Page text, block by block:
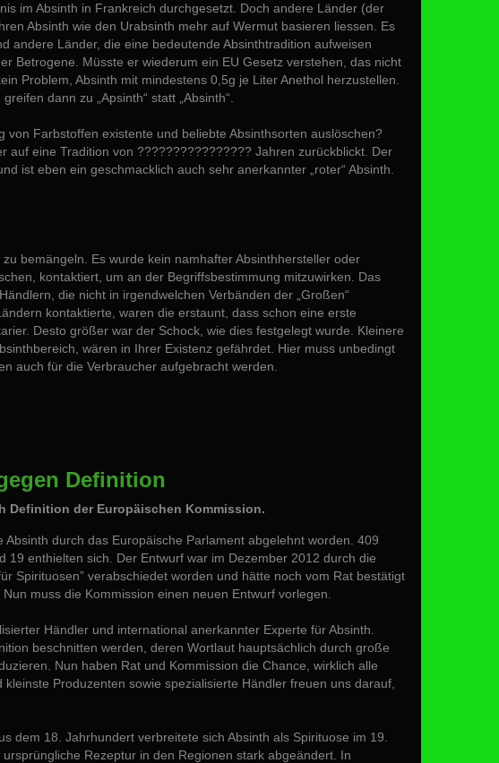
im Absinth in Frankreich durchgesetzt. Doch andere Länder (der
Absinth wie den Urabsinth mehr auf Wermut basieren liessen. Es
andere Länder, die eine bedeutende Absinthtradition aufweisen
Betrogene. Müsste er wiederum ein EU Gesetz verstehen, das nicht
Problem, Absinth mit mindestens 0,5g je Liter Anethol herzustellen.
dann zu „Apsinth“ statt „Absinth“.
Farbstoffen existente und beliebte Absinthsorten auslöschen?
auf eine Tradition von ???????????????? Jahren zurückblickt. Der
ist eben ein geschmacklich auch sehr anerkannter „roter“ Absinth.
bemängeln. Es wurde kein namhafter Absinthhersteller oder
kontaktiert, um an der Begriffsbestimmung mitzuwirken. Das
die nicht in irgendwelchen Verbänden der „Großen“
kontaktierte, waren die erstaunt, dass schon eine erste
Desto größer war der Schock, wie dies festgelegt wurde. Kleinere
wären in Ihrer Existenz gefährdet. Hier muss unbedingt
auch für die Verbraucher aufgebracht werden.
Definition
Definition der Europäischen Kommission.
Absinth durch das Europäische Parlament abgelehnt worden. 409
enthielten sich. Der Entwurf war im Dezember 2012 durch die
Spirituosen” verabschiedet worden und hätte noch vom Rat bestätigt
muss die Kommission einen neuen Entwurf vorlegen.
Händler und international anerkannter Experte für Absinth.
beschnitten werden, deren Wortlaut hauptsächlich durch große
Nun haben Rat und Kommission die Chance, wirklich alle
Produzenten sowie spezialisierte Händler freuen uns darauf,
dem 18. Jahrhundert verbreitete sich Absinth als Spirituose im 19.
Rezeptur in den Regionen stark abgeändert. In